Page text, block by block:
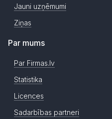
Jauni uzņēmumi
Ziņas
Par mums
Par Firmas.lv
Statistika
Licences
Sadarbības partneri